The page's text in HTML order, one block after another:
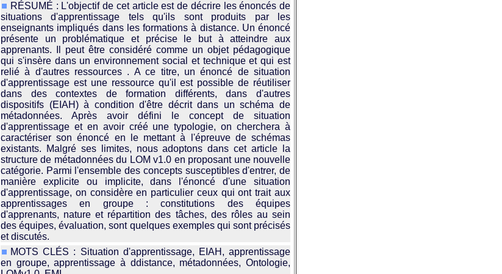
RÉSUMÉ : L'objectif de cet article est de décrire les énoncés de
situations d'apprentissage tels qu'ils sont produits par les
enseignants impliqués dans les formations à distance. Un énoncé
présente un problématique et précise le but à atteindre aux
apprenants. Il peut être considéré comme un objet pédagogique
qui s'insère dans un environnement social et technique et qui est
relié à d'autres ressources . A ce titre, un énoncé de situation
d'apprentissage est une ressource qu'il est possible de réutiliser
dans des contextes de formation différents, dans d'autres
dispositifs (EIAH) à condition d'être décrit dans un schéma de
métadonnées. Après avoir défini le concept de situation
d'apprentissage et en avoir créé une typologie, on cherchera à
caractériser son énoncé en le mettant à l'épreuve de schémas
existants. Malgré ses limites, nous adoptons dans cet article la
structure de métadonnées du LOM v1.0 en proposant une nouvelle
catégorie. Parmi l'ensemble des concepts susceptibles d'entrer, de
manière explicite ou implicite, dans l'énoncé d'une situation
d'apprentissage, on considère en particulier ceux qui ont trait aux
apprentissages en groupe : constitutions des équipes
d'apprenants, nature et répartition des tâches, des rôles au sein
des équipes, évaluation, sont quelques exemples qui sont précisés
et discutés.
MOTS CLÉS : Situation d'apprentissage, EIAH, apprentissage
en groupe, apprentissage à ddistance, métadonnées, Ontologie,